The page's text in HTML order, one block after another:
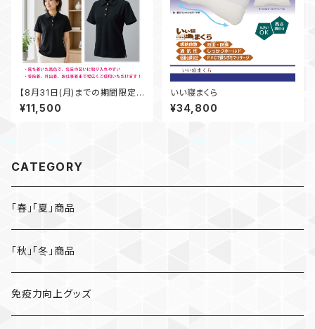
【8月31日(月)までの期間限定
商品】イオナ婦人ポロシャツ 黒
¥11,500
いい寝まくら
¥34,800
CATEGORY
「春」「夏」商品
「秋」「冬」商品
免疫力向上グッズ